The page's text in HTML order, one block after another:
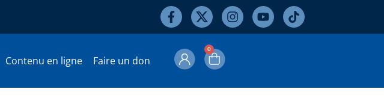
Contenu en ligne Faire un don
0